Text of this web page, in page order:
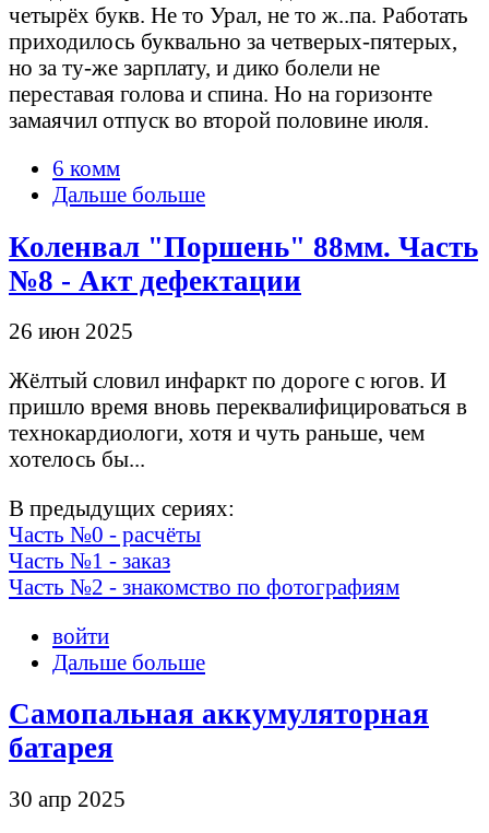
четырёх букв. Не то Урал, не то ж..па. Работать
приходилось буквально за четверых-пятерых,
но за ту-же зарплату, и дико болели не
переставая голова и спина. Но на горизонте
замаячил отпуск во второй половине июля.
6 комм
Дальше больше
Коленвал "Поршень" 88мм. Часть
№8 - Акт дефектации
26 июн 2025
Жёлтый словил инфаркт по дороге с югов. И
пришло время вновь переквалифицироваться в
технокардиологи, хотя и чуть раньше, чем
хотелось бы...
В предыдущих сериях:
Часть №0 - расчёты
Часть №1 - заказ
Часть №2 - знакомство по фотографиям
войти
Дальше больше
Самопальная аккумуляторная
батарея
30 апр 2025